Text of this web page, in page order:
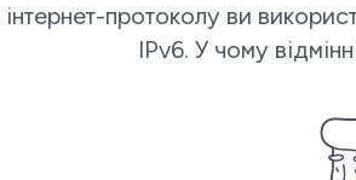
інтернет-протоколу ви
IPv6. У чому